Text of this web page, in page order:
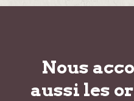
Nous
aussi les